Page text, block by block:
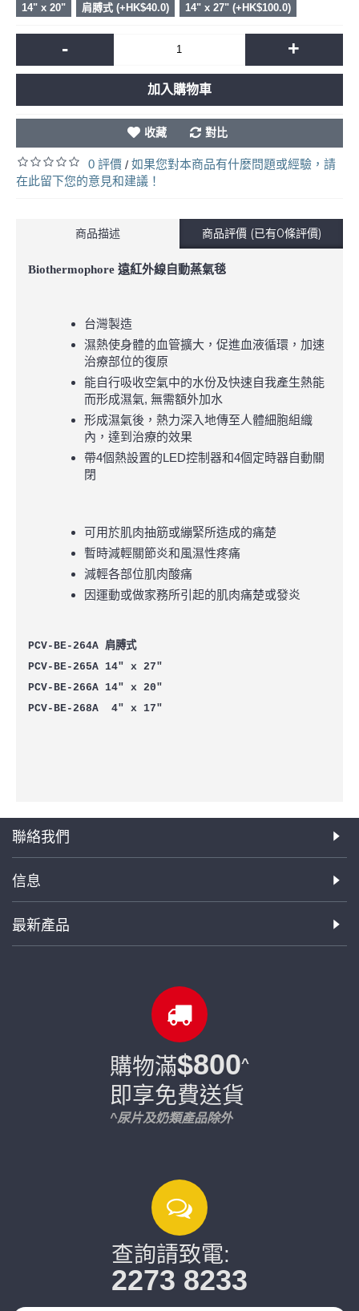
14" x 20"
肩膊式 (+HK$40.0) 14" x 27" (+HK$100.0)
- +
加入購物車
收藏 對比
0 評價 / 如果您對本商品有什麼問題或經驗，請
在此留下您的意見和建議！
商品描述 商品評價 (已有0條評價)
Biothermophore 遠紅外線自動蒸氣毯
台灣製造
濕熱使身體的血管擴大，促進血液循環，加速
治療部位的復原
能自行吸收空氣中的水份及快速自我產生熱能
而形成濕氣, 無需額外加水
形成濕氣後，熱力深入地傳至人體細胞組織
內，達到治療的效果
帶4個熱設置的LED控制器和4個定時器自動關
閉
可用於肌肉抽筋或繃緊所造成的痛楚
暫時減輕關節炎和風濕性疼痛
減輕各部位肌肉酸痛
因運動或做家務所引起的肌肉痛楚或發炎
PCV-BE-264A 肩膊式
PCV-BE-265A 14" x 27"
PCV-BE-266A 14" x 20"
PCV-BE-268A 4" x 17"
聯絡我們
信息
最新產品
購物滿$800^
即享免費送貨
^尿片及奶類產品除外
查詢請致電:
2273 8233